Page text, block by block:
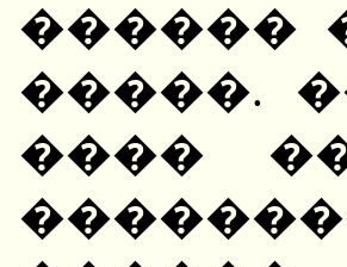
������
�����.
����